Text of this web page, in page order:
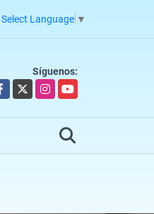
Select Language ▼
Síguenos:
X InstagramYouTube